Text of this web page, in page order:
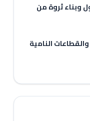
وبناء ثروة من
النامية